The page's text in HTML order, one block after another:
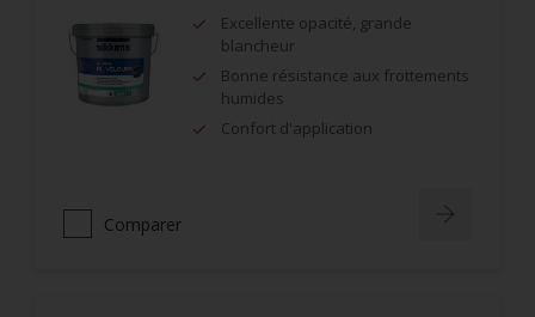
Excellente opacité, grande
blancheur
Bonne résistance aux frottements
humides
Confort d'application
Comparer